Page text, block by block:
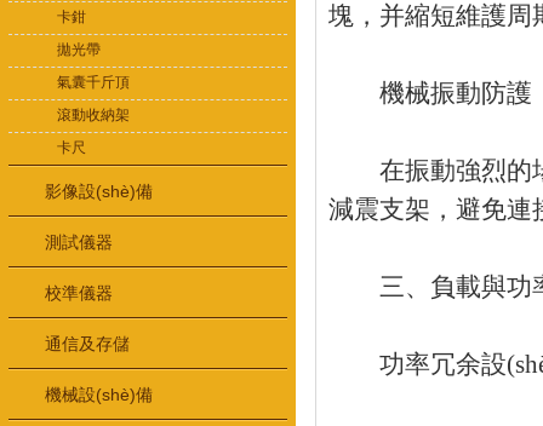
卡鉗
拋光帶
氣囊千斤頂
滾動收納架
卡尺
影像設(shè)備
測試儀器
校準儀器
通信及存儲
機械設(shè)備
塊，并縮短維護周
機械振動防護
在振動強烈的場
減震支架，避免連
三、負載與功
功率冗余設